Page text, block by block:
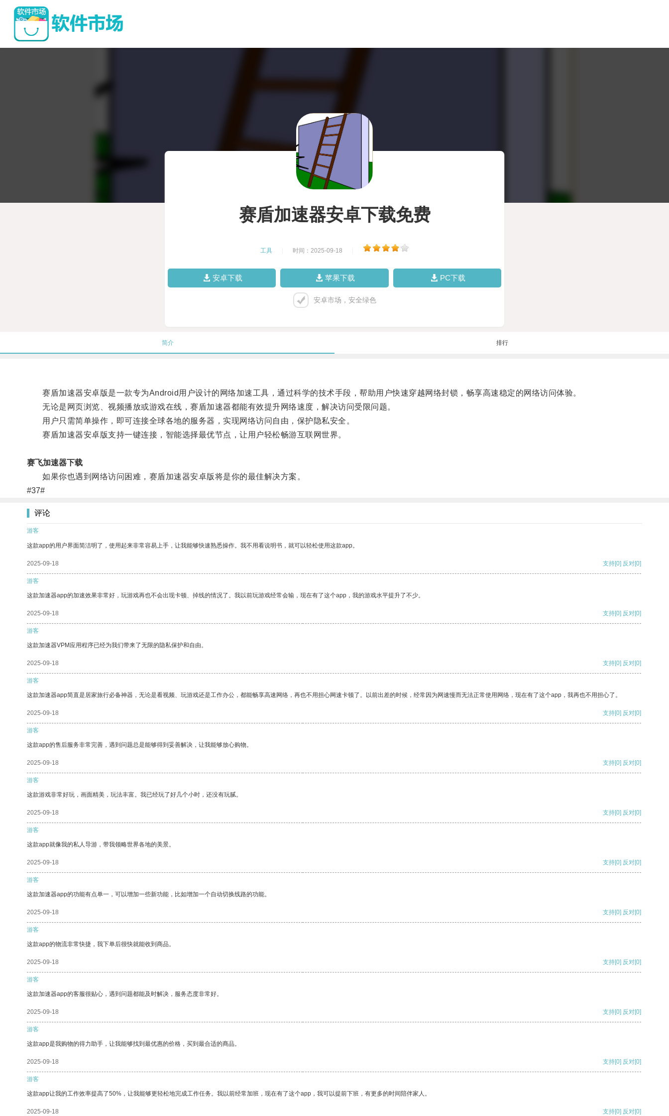
赛盾加速器安卓下载免费
工具 时间：2025-09-18
安卓下载 苹果下载 PC下载
安卓市场，安全绿色
简介 排行
赛盾加速器安卓版是一款专为Android用户设计的网络加速工具，通过科学的技术手段，帮助用户快速穿越网络封锁，畅享高速稳定的网络访问体验。
无论是网页浏览、视频播放或游戏在线，赛盾加速器都能有效提升网络速度，解决访问受限问题。
用户只需简单操作，即可连接全球各地的服务器，实现网络访问自由，保护隐私安全。
赛盾加速器安卓版支持一键连接，智能选择最优节点，让用户轻松畅游互联网世界。
赛飞加速器下载
如果你也遇到网络访问困难，赛盾加速器安卓版将是你的最佳解决方案。
#37#
评论
游客
这款app的用户界面简洁明了，使用起来非常容易上手，让我能够快速熟悉操作。我不用看说明书，就可以轻松使用这款app。
2025-09-18 支持[0] 反对[0]
游客
这款加速器app的加速效果非常好，玩游戏再也不会出现卡顿、掉线的情况了。我以前玩游戏经常会输，现在有了这个app，我的游戏水平提升了不少。
2025-09-18 支持[0] 反对[0]
游客
这款加速器VPM应用程序已经为我们带来了无限的隐私保护和自由。
2025-09-18 支持[0] 反对[0]
游客
这款加速器app简直是居家旅行必备神器，无论是看视频、玩游戏还是工作办公，都能畅享高速网络，再也不用担心网速卡顿了。以前出差的时候，经常因为网速慢而无法正常使用网络，现在有了这个app，我再也不用担心了。
2025-09-18 支持[0] 反对[0]
游客
这款app的售后服务非常完善，遇到问题总是能够得到妥善解决，让我能够放心购物。
2025-09-18 支持[0] 反对[0]
游客
这款游戏非常好玩，画面精美，玩法丰富。我已经玩了好几个小时，还没有玩腻。
2025-09-18 支持[0] 反对[0]
游客
这款app就像我的私人导游，带我领略世界各地的美景。
2025-09-18 支持[0] 反对[0]
游客
这款加速器app的功能有点单一，可以增加一些新功能，比如增加一个自动切换线路的功能。
2025-09-18 支持[0] 反对[0]
游客
这款app的物流非常快捷，我下单后很快就能收到商品。
2025-09-18 支持[0] 反对[0]
游客
这款加速器app的客服很贴心，遇到问题都能及时解决，服务态度非常好。
2025-09-18 支持[0] 反对[0]
游客
这款app是我购物的得力助手，让我能够找到最优惠的价格，买到最合适的商品。
2025-09-18 支持[0] 反对[0]
游客
这款app让我的工作效率提高了50%，让我能够更轻松地完成工作任务。我以前经常加班，现在有了这个app，我可以提前下班，有更多的时间陪伴家人。
2025-09-18 支持[0] 反对[0]